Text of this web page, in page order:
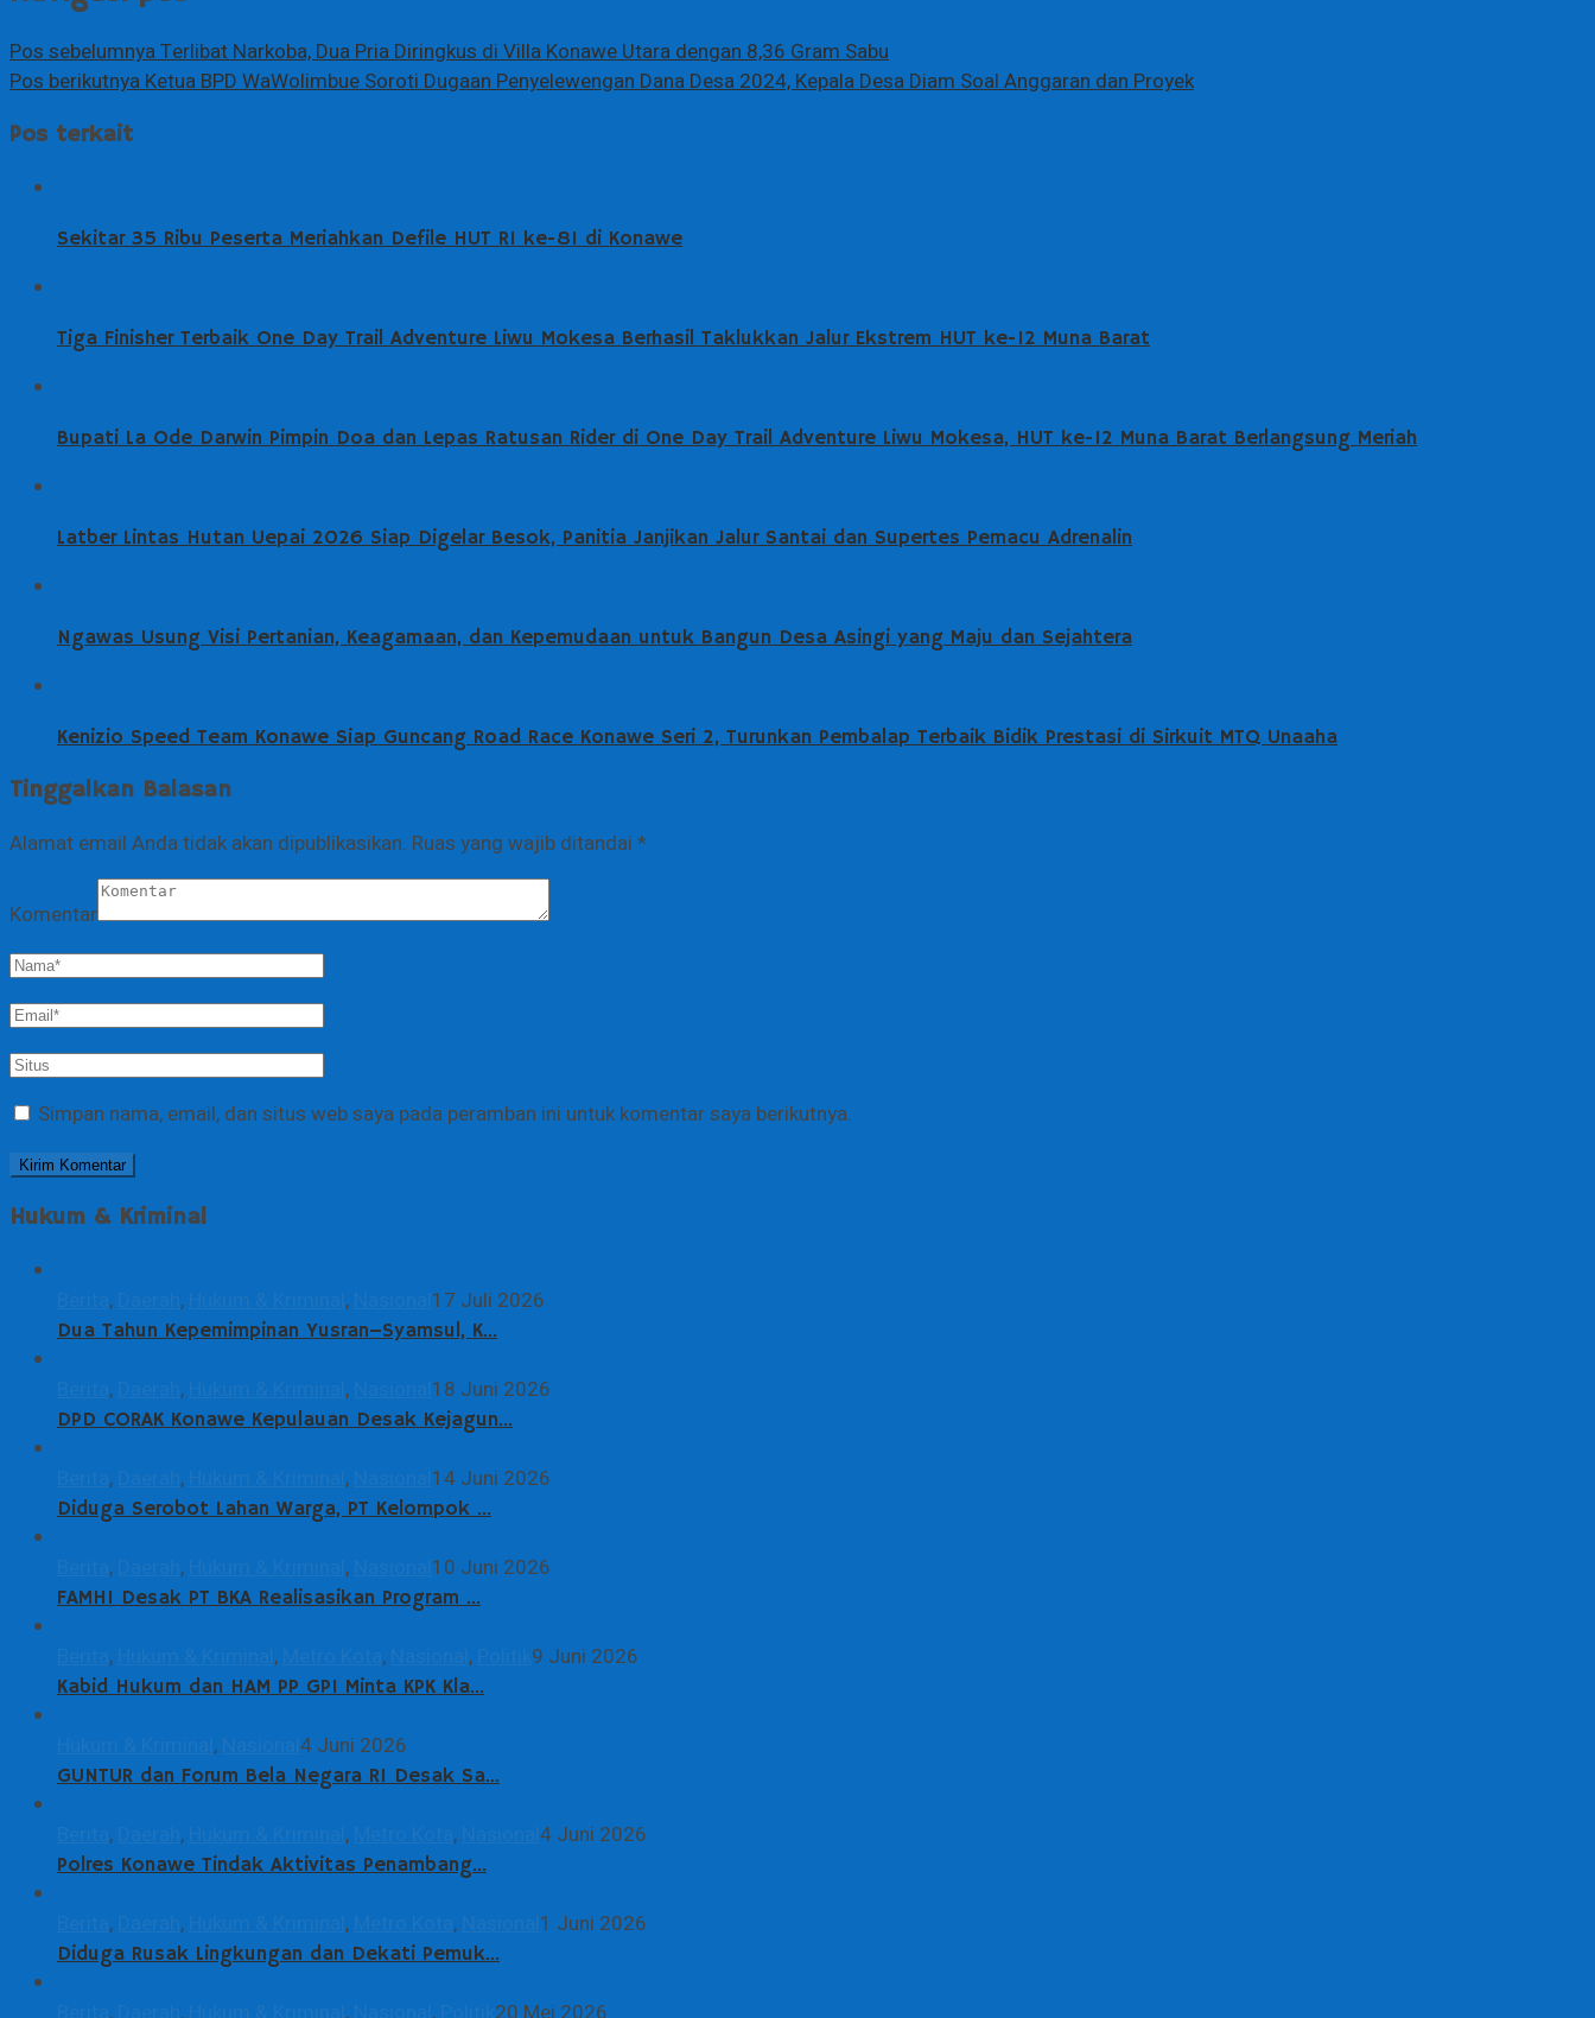
Pos sebelumnyaTerlibat Narkoba, Dua Pria Diringkus di Villa Konawe Utara dengan 8,36 Gram Sabu
Pos berikutnyaKetua BPD WaWolimbue Soroti Dugaan Penyelewengan Dana Desa 2024, Kepala Desa Diam Soal Anggaran dan Proyek
Pos terkait
Sekitar 35 Ribu Peserta Meriahkan Defile HUT RI ke-81 di Konawe
Tiga Finisher Terbaik One Day Trail Adventure Liwu Mokesa Berhasil Taklukkan Jalur Ekstrem HUT ke-12 Muna Barat
Bupati La Ode Darwin Pimpin Doa dan Lepas Ratusan Rider di One Day Trail Adventure Liwu Mokesa, HUT ke-12 Muna Barat Berlangsung Meriah
Latber Lintas Hutan Uepai 2026 Siap Digelar Besok, Panitia Janjikan Jalur Santai dan Supertes Pemacu Adrenalin
Ngawas Usung Visi Pertanian, Keagamaan, dan Kepemudaan untuk Bangun Desa Asingi yang Maju dan Sejahtera
Kenizio Speed Team Konawe Siap Guncang Road Race Konawe Seri 2, Turunkan Pembalap Terbaik Bidik Prestasi di Sirkuit MTQ Unaaha
Tinggalkan Balasan
Alamat email Anda tidak akan dipublikasikan. Ruas yang wajib ditandai *
Komentar
Simpan nama, email, dan situs web saya pada peramban ini untuk komentar saya berikutnya.
Hukum & Kriminal
, , , 17 Juli 2026
Dua Tahun Kepemimpinan Yusran–Syamsul, K…
, , , 18 Juni 2026
DPD CORAK Konawe Kepulauan Desak Kejagun…
, , , 14 Juni 2026
Diduga Serobot Lahan Warga, PT Kelompok …
, , , 10 Juni 2026
FAMHI Desak PT BKA Realisasikan Program …
, , , , 9 Juni 2026
Kabid Hukum dan HAM PP GPI Minta KPK Kla…
, 4 Juni 2026
GUNTUR dan Forum Bela Negara RI Desak Sa…
, , , , 4 Juni 2026
Polres Konawe Tindak Aktivitas Penambang…
, , , , 1 Juni 2026
Diduga Rusak Lingkungan dan Dekati Pemuk…